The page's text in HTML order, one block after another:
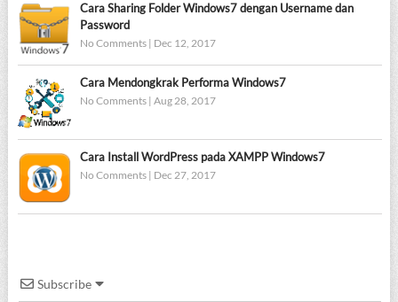
Cara Sharing Folder Windows7 dengan Username dan
Password
No Comments| Dec 12, 2017
Cara Mendongkrak Performa Windows7
No Comments| Aug 28, 2017
Cara Install WordPress pada XAMPP Windows7
No Comments| Dec 27, 2017
Subscribe